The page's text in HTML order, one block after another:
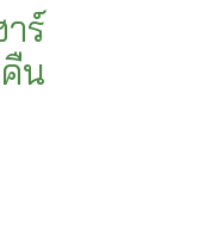
ร์
น